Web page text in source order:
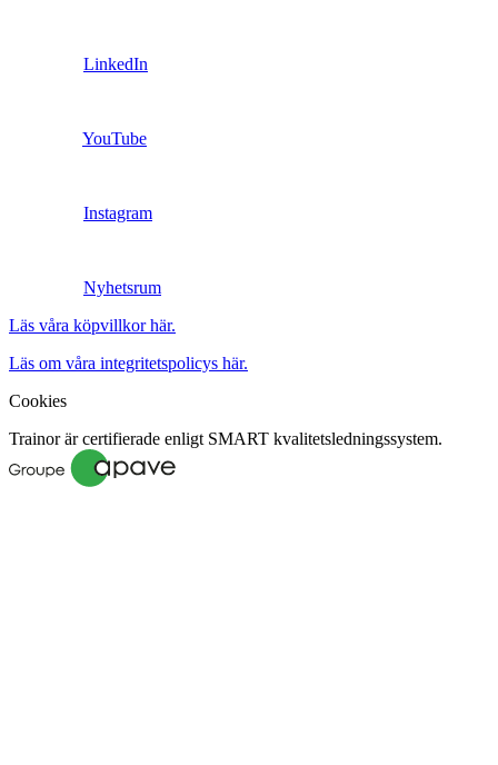
LinkedIn
YouTube
Instagram
Nyhetsrum
Läs våra köpvillkor här.
Läs om våra integritetspolicys här.
Cookies
Trainor är certifierade enligt SMART kvalitetsledningssystem.